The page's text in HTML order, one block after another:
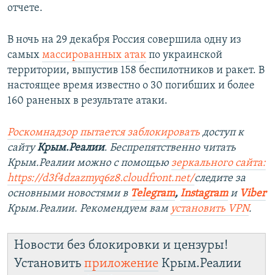
отчете.
В ночь на 29 декабря Россия совершила одну из
самых массированных атак по украинской
территории, выпустив 158 беспилотников и ракет. В
настоящее время известно о 30 погибших и более
160 раненых в результате атаки.
Роскомнадзор пытается заблокировать доступ к
сайтуКрым.Реалии. Беспрепятственно читать
Крым.Реалии можно с помощью зеркального сайта:
https://d3f4dzazmyq6z8.cloudfront.net/следите за
основными новостями в Telegram, Instagram и Viber
Крым.Реалии. Рекомендуем вам установить VPN.
Новости без блокировки и цензуры!
Установить приложение Крым.Реалии